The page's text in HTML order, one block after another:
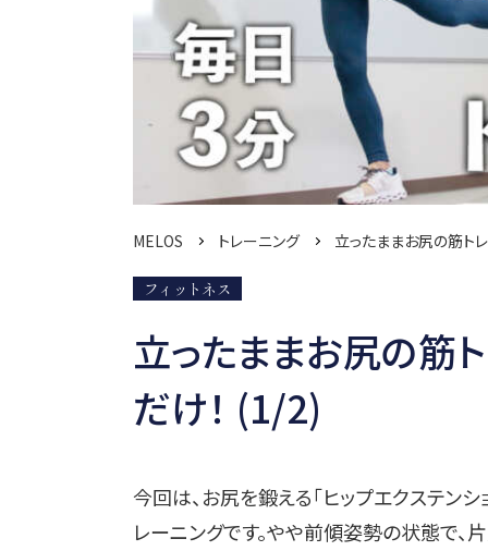
MELOS トレーニング 立ったままお尻の筋ト
フィットネス
立ったままお尻の筋
だけ！ (1/2)
今回は、お尻を鍛える「ヒップエクステン
レーニングです。やや前傾姿勢の状態で、